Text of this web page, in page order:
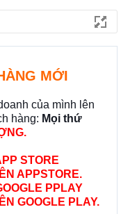
MỚI
của mình lên
hàng: Mọi thứ
STORE
APPSTORE.
PPLAY
GOOGLE PLAY.